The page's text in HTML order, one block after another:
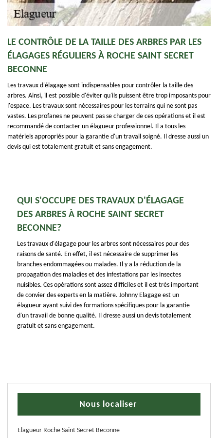
LE CONTRÔLE DE LA TAILLE DES ARBRES PAR LES
ÉLAGAGES RÉGULIERS À ROCHE SAINT SECRET
BECONNE
Les travaux d'élagage sont indispensables pour contrôler la taille des
arbres. Ainsi, il est possible d'éviter qu'ils puissent être trop imposants pour
l'espace. Les travaux sont nécessaires pour les terrains qui ne sont pas
vastes. Les profanes ne peuvent pas se charger de ces opérations et il est
recommandé de contacter un élagueur professionnel. Il a tous les
matériels appropriés pour la garantie d'un travail soigné. Il dresse aussi un
devis qui est totalement gratuit et sans engagement.
QUI S'OCCUPE DES TRAVAUX D'ÉLAGAGE
DES ARBRES À ROCHE SAINT SECRET
BECONNE?
Les travaux d'élagage pour les arbres sont nécessaires pour des
raisons de santé. En effet, il est nécessaire de supprimer les
branches endommagées ou malades. Il y a la réduction de la
propagation des maladies et des infestations par les insectes
nuisibles. Ces opérations sont assez difficiles et il est très important
de convier des experts en la matière. Johnny Elagage est un
élagueur ayant suivi des formations spécifiques pour la garantie
d'un travail de bonne qualité. Il dresse aussi un devis totalement
gratuit et sans engagement.
Nous localiser
Elagueur Roche Saint Secret Beconne